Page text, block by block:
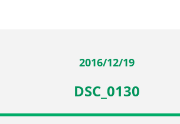
2016/12/19
DSC_0130